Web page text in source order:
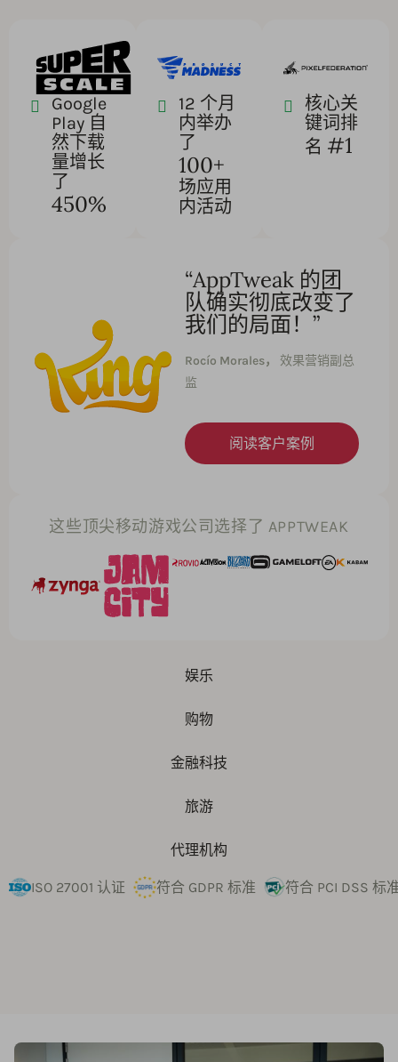
娱乐
购物
金融科技
旅游
代理机构
Google
Play 自
然下载
量增长
了
450%
12 个月
内举办
了
100+
场应用
内活动
核心关
键词排
名 #1
“AppTweak 的团
队确实彻底改变了
我们的局面！”
Rocío Morales，
效果营销副总
监
阅读客户案例
这些顶尖移动游戏公司选择了 APPTWEAK
ISO 27001 认证 符合 GDPR 标准 符合 PCI DSS 标